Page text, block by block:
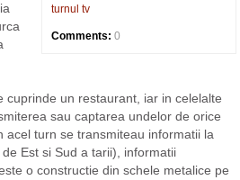
turnul tv
Comments: 0
cuprinde un restaurant, iar in celelalte
sau captarea undelor de orice
turn se transmiteau informatii la
Est si Sud a tarii), informatii
o constructie din schele metalice pe